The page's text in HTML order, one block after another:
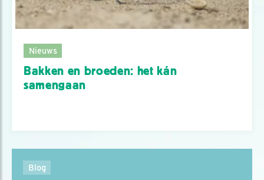
Nieuws
Bakken en broeden: het kán
samengaan
Blog